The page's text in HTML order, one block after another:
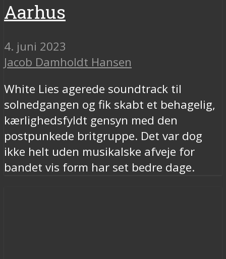
Aarhus
4. juni 2023
Jacob Damholdt Hansen
White Lies agerede soundtrack til
solnedgangen og fik skabt et behagelig,
kærlighedsfyldt gensyn med den
postpunkede britgruppe. Det var dog
ikke helt uden musikalske afveje for
bandet vis form har set bedre dage.